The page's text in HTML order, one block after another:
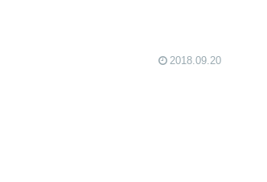
2018.09.20